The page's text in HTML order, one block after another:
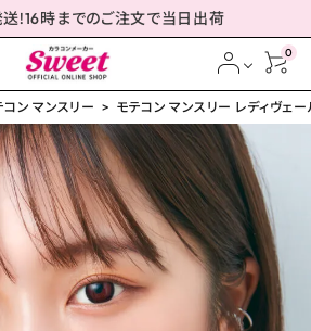
!16時までのご注文で当日出荷
0
person 会員登録
コン マンスリー モテコン マンスリー レディヴェ